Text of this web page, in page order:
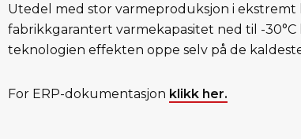
Utedel med stor varmeproduksjon i ekstremt
fabrikkgarantert varmekapasitet ned til -30°C
teknologien effekten oppe selv på de
For ERP-dokumentasjon klikk her.